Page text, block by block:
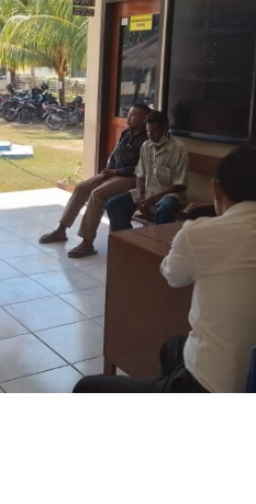
Ucapan
Selamat Atas
Pelatikan
Bupati Dan
Wabup Alor
Ucapan
Selamat Atas
Pelatikan
Bupati Dan
Wabup Alor